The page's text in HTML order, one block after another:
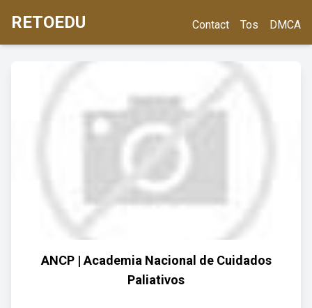
RETOEDU Contact Tos DMCA
ANCP | Academia Nacional de Cuidados
Paliativos